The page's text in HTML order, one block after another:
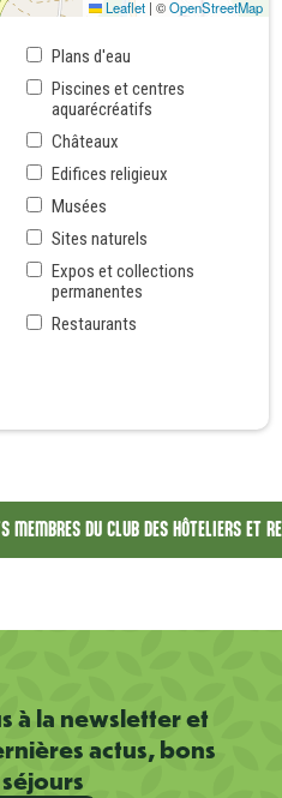
Leaflet | ©OpenStreetMap
Plans d'eau
Piscines et centres
aquarécréatifs
Châteaux
Edifices religieux
Musées
Sites naturels
Expos et collections
permanentes
Restaurants
MEMBRES DU CLUB DES HÔTELIERS ET
à la newsletter et
actus, bons